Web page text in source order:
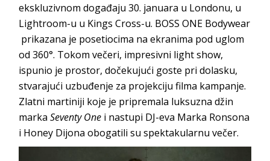
ekskluzivnom događaju 30. januara u Londonu, u
Lightroom-u u Kings Cross-u. BOSS ONE Bodywear
prikazana je posetiocima na ekranima pod uglom
od 360°. Tokom večeri, impresivni light show,
ispunio je prostor, dočekujući goste pri dolasku,
stvarajući uzbuđenje za projekciju filma kampanje.
Zlatni martiniji koje je pripremala luksuzna džin
markaSeventy One i nastupi DJ-eva Marka Ronsona
i Honey Dijona obogatili su spektakularnu večer.